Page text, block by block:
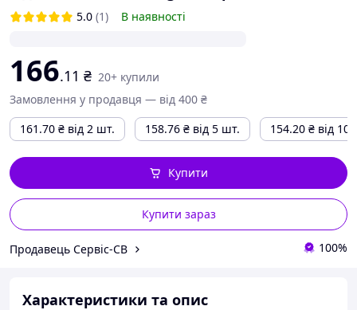
5.0 (1) В наявності
166.11 ₴ 20+ купили
Замовлення у продавця — від 400 ₴
161.70 ₴ від 2 шт. 158.76 ₴ від 5 шт. 154.20 ₴ від 10
Купити зараз
Купити
Продавець Сервіс-СВ 100%
Характеристики та опис